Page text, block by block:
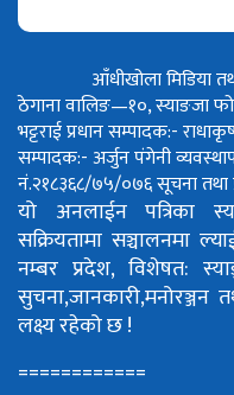
आँधीखोला मिडिया
ठेगाना वालिङ—१०, स्याङजा
भट्टराईप्रधान सम्पादक:-
सम्पादक:- अर्जुन पंगेनी
नं.२१८३६८/७५/०७६सूचना तथा
यो अनलाईन पत्रिका
सक्रियतामा सञ्चालनमा
नम्बर प्रदेश, विशेषत:
सुचना,जानकारी,मनोरञ्जन
लक्ष्य रहेको छ !
============